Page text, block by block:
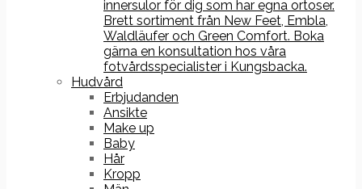
innersulor för dig som har egna ortoser.
Brett sortiment från New Feet, Embla,
Waldläufer och Green Comfort. Boka
gärna en konsultation hos våra
fotvårdsspecialister i Kungsbacka.
Hudvård
Erbjudanden
Ansikte
Make up
Baby
Hår
Kropp